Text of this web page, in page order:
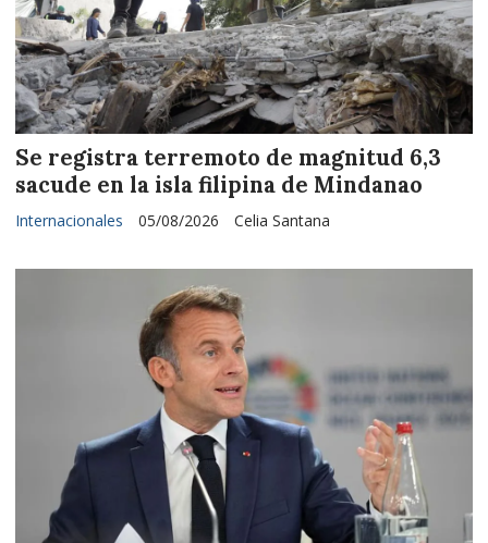
Se registra terremoto de magnitud 6,3
sacude en la isla filipina de Mindanao
Celia Santana
Internacionales 05/08/2026